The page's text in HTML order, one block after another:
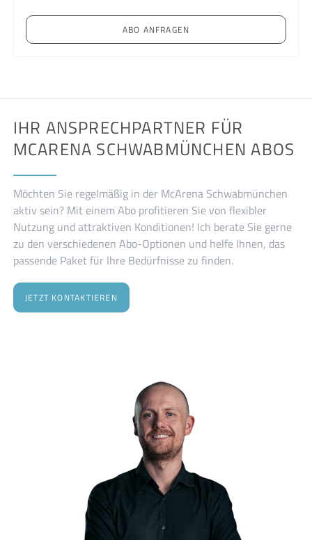
ABO ANFRAGEN
IHR ANSPRECHPARTNER FÜR
MCARENA SCHWABMÜNCHEN ABOS
Möchten Sie regelmäßig in der McArena Schwabmünchen
aktiv sein? Mit einem Abo profitieren Sie von flexibler
Nutzung und attraktiven Konditionen! Ich berate Sie gerne
zu den verschiedenen Abo-Optionen und helfe Ihnen, das
passende Paket für Ihre Bedürfnisse zu finden.
JETZT KONTAKTIEREN